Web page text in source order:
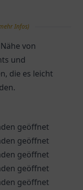
Infos)
von
und
die es leicht
geöffnet
geöffnet
geöffnet
geöffnet
geöffnet